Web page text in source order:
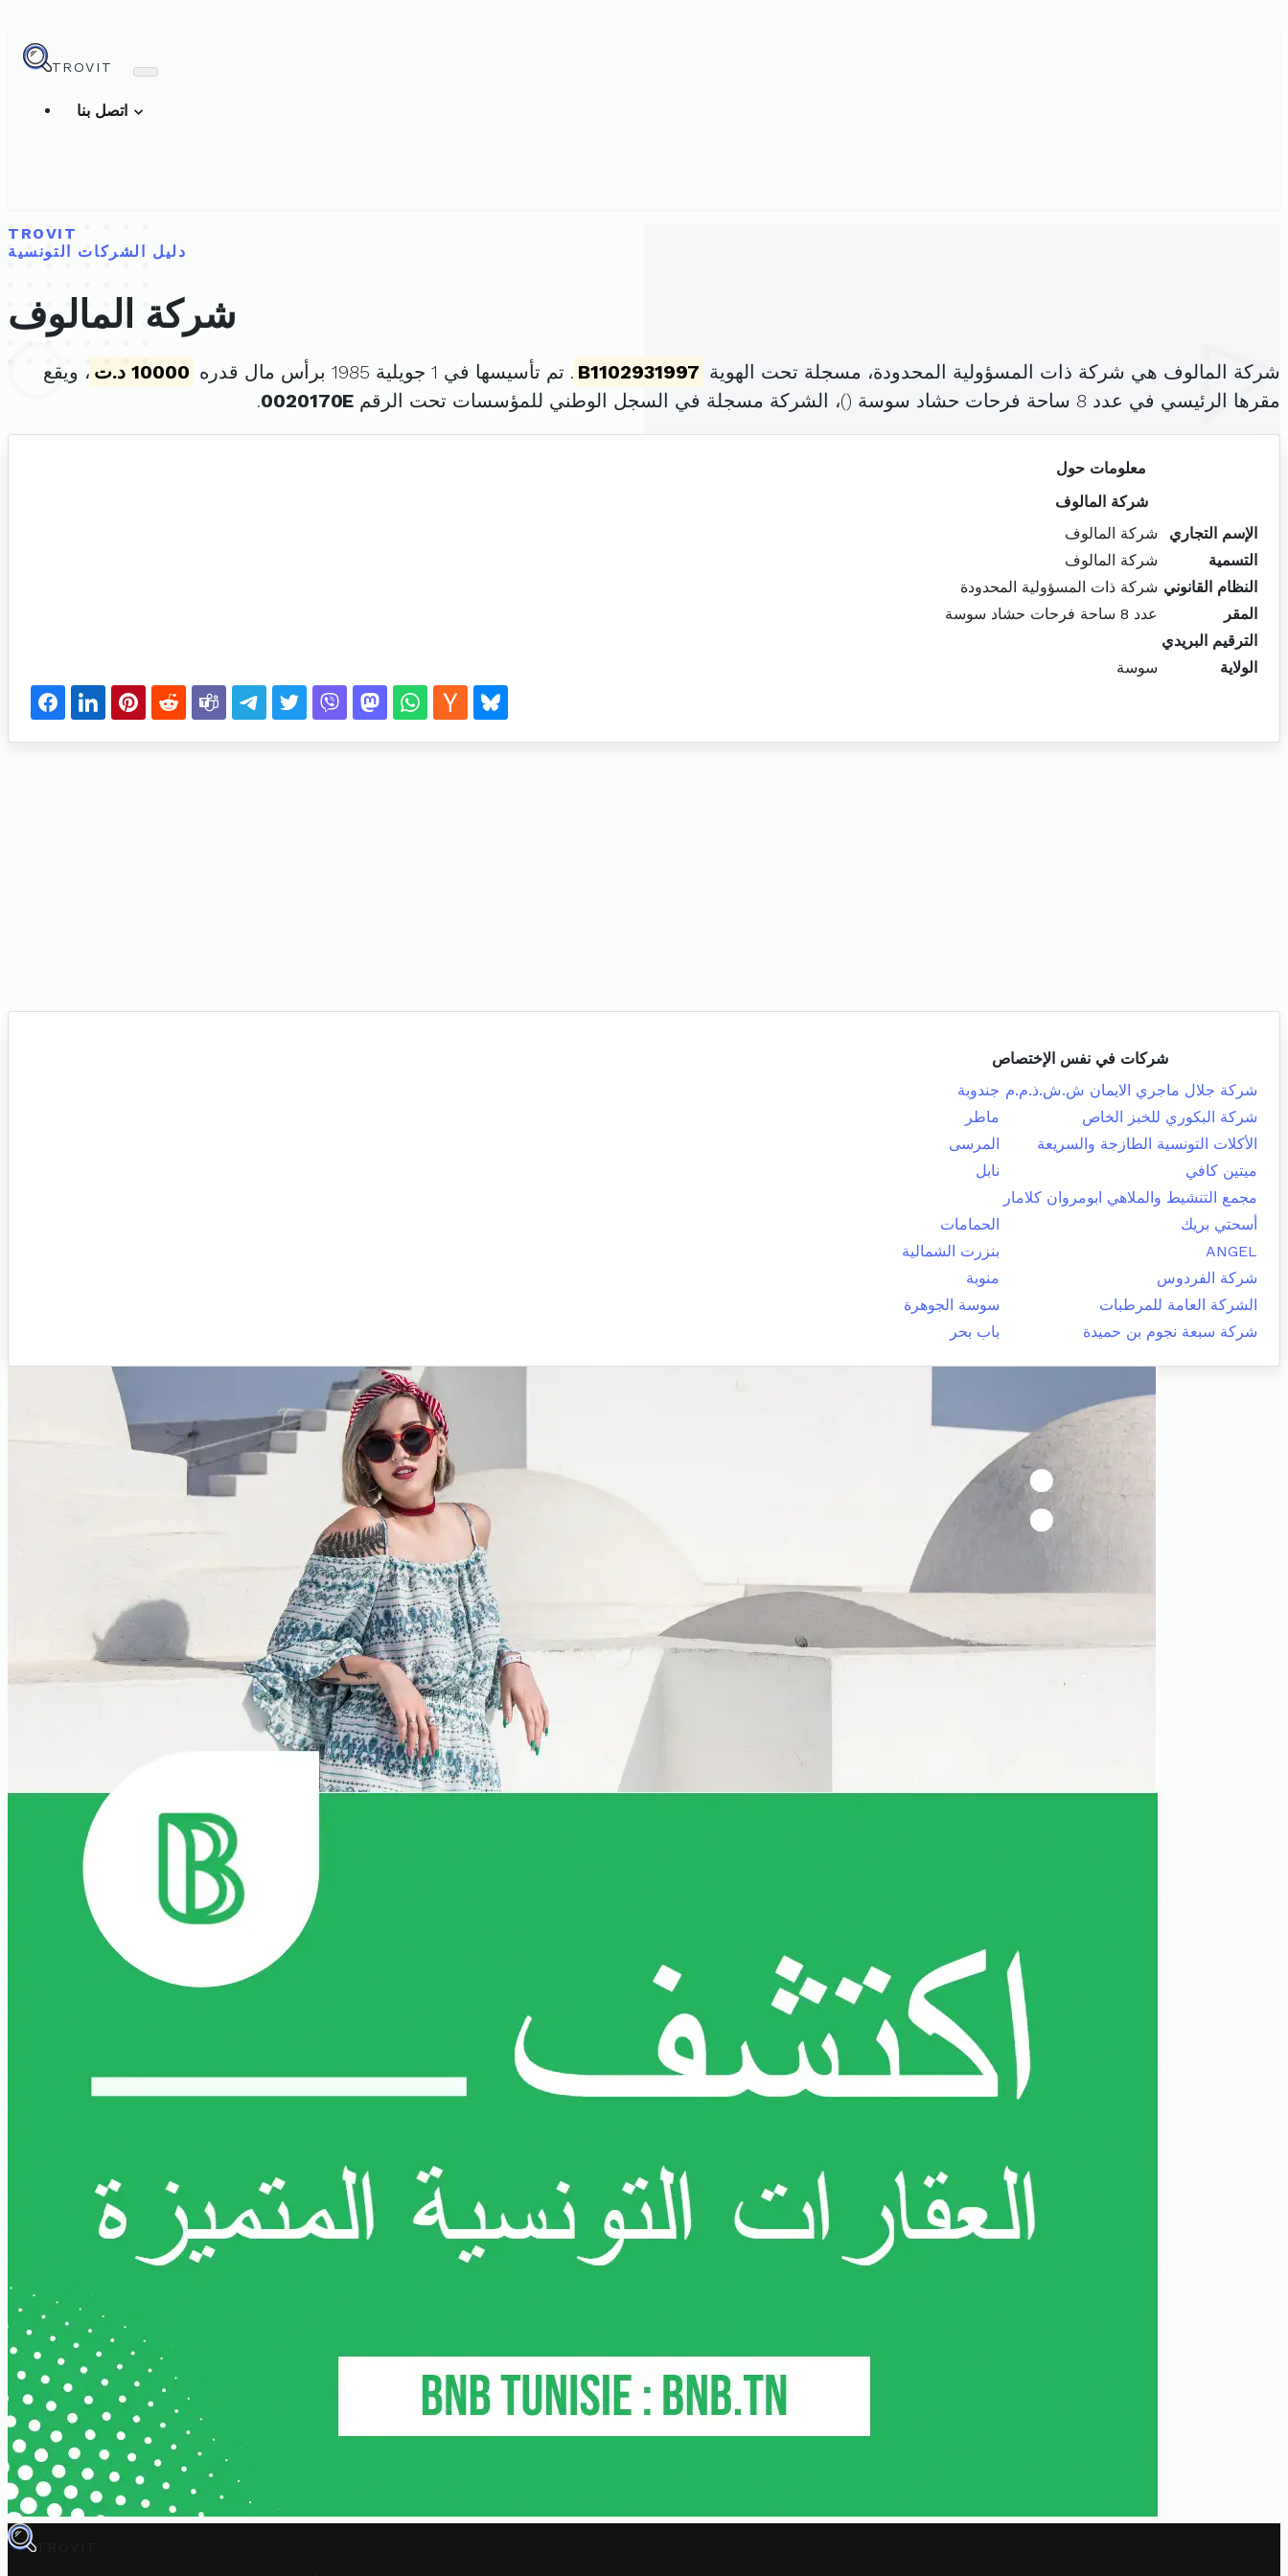
TROVIT
TROVIT
دليل الشركات التونسية
شركة المالوف
شركة المالوف هي شركة ذات المسؤولية المحدودة، مسجلة تحت الهوية B1102931997 . تم تأسيسها في 1 جويلية 1985 برأس مال قدره 10000 د.ت
، ويقع
مقرها الرئيسي في عدد 8 ساحة فرحات حشاد سوسة (
)، الشركة مسجلة في السجل الوطني للمؤسسات تحت الرقم 0020170E
.
معلومات حول
شركة المالوف
الإسم التجاري
شركة المالوف
التسمية
شركة المالوف
النظام القانوني شركة ذات المسؤولية المحدودة
المقر
عدد 8 ساحة فرحات حشاد سوسة
الترقيم البريدي
الولاية
سوسة
شركات في نفس الإختصاص
شركة جلال ماجري الايمان ش.ش.ذ.م.م جندوبة
شركة البكوري للخبز الخاص
ماطر
الأكلات التونسية الطازجة والسريعة
المرسى
ميتين كافي
نابل
مجمع التنشيط والملاهي ابومروان كلامار
أسحتي بريك
الحمامات
ANGEL
بنزرت الشمالية
شركة الفردوس
منوبة
الشركة العامة للمرطبات
سوسة الجوهرة
شركة سبعة نجوم بن حميدة
باب بحر
TROVIT